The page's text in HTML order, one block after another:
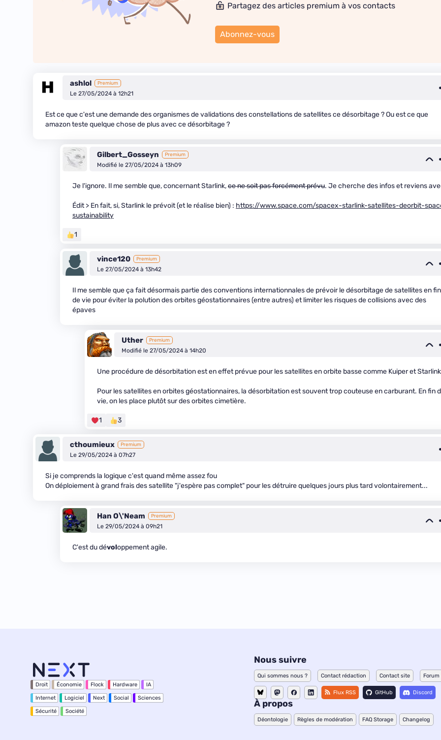
Partagez des articles premium à vos contacts
Abonnez-vous
ashlol Premium
Le 27/05/2024 à 12h21
Est ce que c'est une demande des organismes de validations des constellations de satellites ce désorbitage ? Ou est ce que
amazon teste quelque chose de plus avec ce désorbitage ?
Gilbert_Gosseyn Premium
Modifié le 27/05/2024 à 13h09
Je l'ignore. Il me semble que, concernant Starlink,ce ne soit pas forcément prévu. Je cherche des infos et reviens
Édit > En fait, si, Starlink le prévoit (et le réalise bien) : https://www.space.com/spacex-starlink-satellites-deorbit-
sustainability
1
vince120 Premium
Le 27/05/2024 à 13h42
Il me semble que ça fait désormais partie des conventions internationnales de prévoir le désorbitage de satellites en fin
de vie pour éviter la polution des orbites géostationnaires (entre autres) et limiter les risques de collisions avec des
épaves
Uther Premium
Modifié le 27/05/2024 à 14h20
Une procédure de désorbitation est en effet prévue pour les satellites en orbite basse comme Kuiper et
Pour les satellites en orbites géostationnaires, la désorbitation est souvent trop couteuse en carburant. En fin
vie, on les place plutôt sur des orbites cimetière.
1 3
cthoumieux Premium
Le 29/05/2024 à 07h27
Si je comprends la logique c'est quand même assez fou
On déploiement à grand frais des satellite "j'espère pas complet" pour les détruire quelques jours plus tard volontairement...
Han O\'Neam Premium
Le 29/05/2024 à 09h21
C'est du dévoloppement agile.
Droit Économie Flock Hardware IA
Internet Logiciel Next Social Sciences
Sécurité Société
Nous suivre
Qui sommes nous ? Contact rédaction Contact site Forum
Flux RSS GitHub Discord
À propos
Déontologie Règles de modération FAQ Storage Changelog